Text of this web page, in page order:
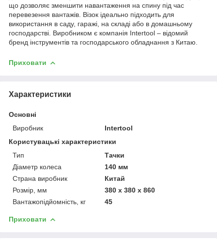
що дозволяє зменшити навантаження на спину під час
перевезення вантажів. Візок ідеально підходить для
використання в саду, гаражі, на складі або в домашньому
господарстві. Виробником є компанія Intertool – відомий
бренд інструментів та господарського обладнання з Китаю.
Приховати
Характеристики
Основні
Виробник
Intertool
Користувацькі характеристики
Тип
Тачки
Діаметр колеса
140 мм
Страна виробник
Китай
Розмір, мм
380 x 380 x 860
Вантажопідйомність, кг
45
Приховати